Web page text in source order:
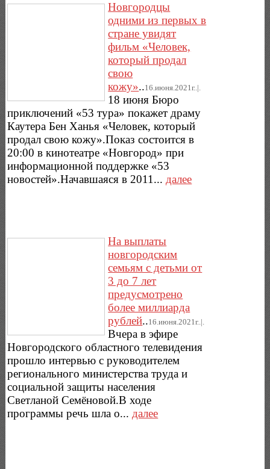
Новгородцы
одними из первых в
стране увидят
фильм «Человек,
который продал
свою
кожу»..16.июня.2021г..|.
18 июня Бюро
приключений «53 тура» покажет драму
Каутера Бен Ханья «Человек, который
продал свою кожу».Показ состоится в
20:00 в кинотеатре «Новгород» при
информационной поддержке «53
новостей».Начавшаяся в 2011... далее
На выплаты
новгородским
семьям с детьми от
3 до 7 лет
предусмотрено
более миллиарда
рублей..16.июня.2021г..|.
Вчера в эфире
Новгородского областного телевидения
прошло интервью с руководителем
регионального министерства труда и
социальной защиты населения
Светланой Семёновой.В ходе
программы речь шла о...далее